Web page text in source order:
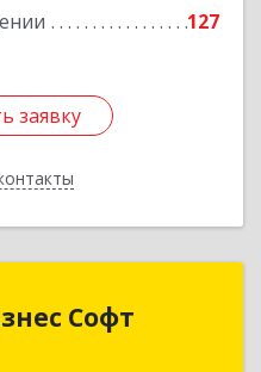
127
заявку
заявку
Софт
Бизнес Софт
г, Жуковская